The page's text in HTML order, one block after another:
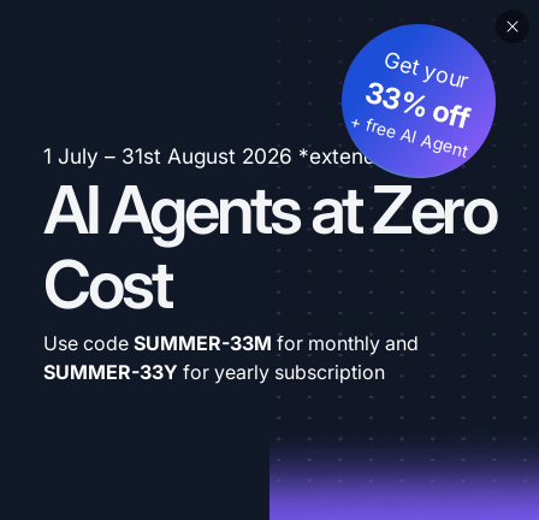
1 July – 31st August 2026 *extended
AI Agents at Zero
Cost
Get your
33% off
+ free AI Agent
Use code SUMMER-33M for monthly and
SUMMER-33Y for yearly subscription